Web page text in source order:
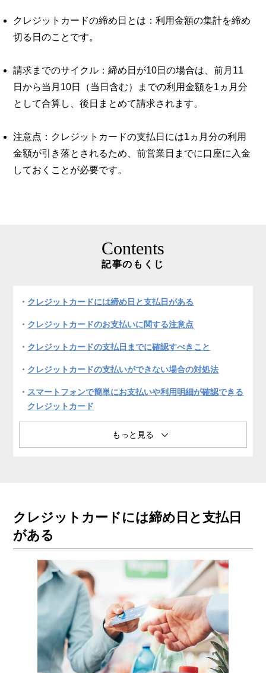
クレジットカードの締め日とは：利用金額の集計を締め
切る日のことです。
請求までのサイクル：締め日が10日の場合は、前月11
日から当月10日（当日含む）までの利用金額を1ヵ月分
として合算し、後日まとめて請求されます。
注意点：クレジットカードの支払日には1ヵ月分の利用
金額が引き落とされるため、前営業日までに口座に入金
しておくことが必要です。
Contents
記事のもくじ
クレジットカードには締め日と支払日がある
クレジットカードのお支払いに関する注意点
クレジットカードの支払日までに確認すべきこと
クレジットカードの支払いができない場合の対処法
スマートフォンで簡単にお支払いや利用明細が確認できる
クレジットカード
クレジットカードには締め日と支払日
がある